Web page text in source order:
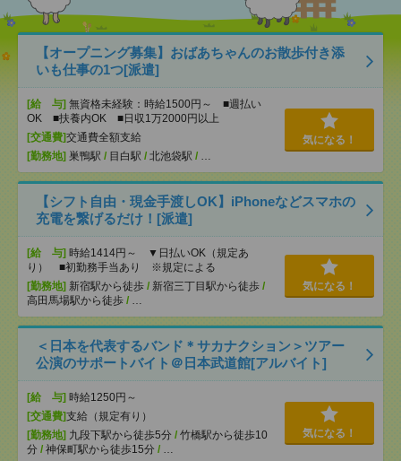
【オープニング募集】おばあちゃんのお散歩付き添
いも仕事の1つ[派遣]
[給 与] 無資格未経験：時給1500円～ ■週払い
OK ■扶養内OK ■日収1万2000円以上
[交通費]交通費全額支給
[勤務地] 巣鴨駅 / 目白駅 / 北池袋駅 / …
気になる！
【シフト自由・現金手渡しOK】iPhoneなどスマホの
充電を繋げるだけ！[派遣]
[給 与] 時給1414円～ ▼日払いOK（規定あ
り） ■初勤務手当あり ※規定による
[勤務地] 新宿駅から徒歩 / 新宿三丁目駅から徒歩 /
高田馬場駅から徒歩 / …
気になる！
＜日本を代表するバンド＊サカナクション＞ツアー
公演のサポートバイト＠日本武道館[アルバイト]
[給 与] 時給1250円～
[交通費]支給（規定有り）
[勤務地] 九段下駅から徒歩5分 / 竹橋駅から徒歩10
分 / 神保町駅から徒歩15分 / …
気になる！